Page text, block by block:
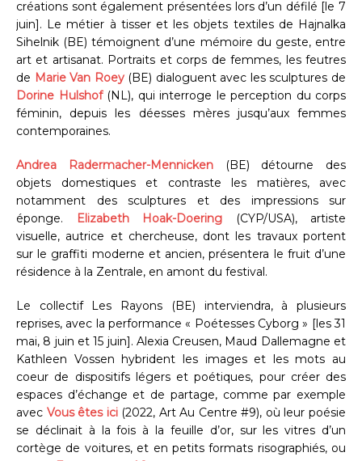
créations sont également présentées lors d’un défilé [le 7
juin]. Le métier à tisser et les objets textiles de Hajnalka
Sihelnik (BE) témoignent d’une mémoire du geste, entre
art et artisanat. Portraits et corps de femmes, les feutres
de Marie Van Roey(BE) dialoguent avec les sculptures de
Dorine Hulshof(NL), qui interroge le perception du corps
féminin, depuis les déesses mères jusqu’aux femmes
contemporaines.
Andrea Radermacher-Mennicken(BE) détourne des
objets domestiques et contraste les matières, avec
notamment des sculptures et des impressions sur
éponge.
Elizabeth Hoak-Doering (CYP/USA), artiste
visuelle, autrice et chercheuse, dont les travaux portent
sur le graffiti moderne et ancien, présentera le fruit d’une
résidence à la Zentrale, en amont du festival.
Le collectif Les Rayons (BE) interviendra, à plusieurs
reprises, avec la performance « Poétesses Cyborg » [les 31
mai, 8 juin et 15 juin]. Alexia Creusen, Maud Dallemagne et
Kathleen Vossen hybrident les images et les mots au
coeur de dispositifs légers et poétiques, pour créer des
espaces d’échange et de partage, comme par exemple
avec Vous êtes ici(2022, Art Au Centre #9), où leur poésie
se déclinait à la fois à la feuille d’or, sur les vitres d’un
cortège de voitures, et en petits formats risographiés, ou